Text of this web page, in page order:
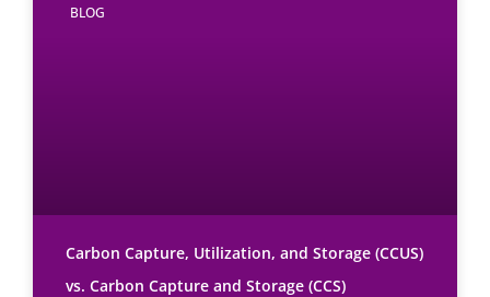
BLOG
Carbon Capture, Utilization, and Storage (CCUS)
vs. Carbon Capture and Storage (CCS)